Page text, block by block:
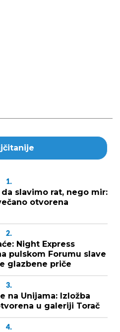
1.
slavimo rat, nego mir:
otvorena
2.
Night Express
pulskom Forumu slave
glazbene priče
3.
na Unijama: Izložba
u galeriji Torač
4.